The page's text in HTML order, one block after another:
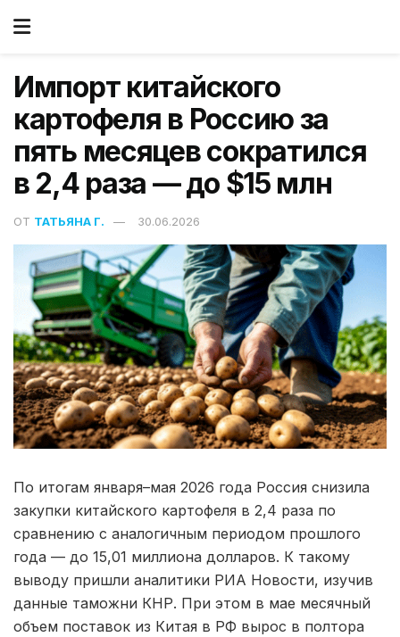
Импорт китайского
картофеля в Россию за
пять месяцев сократился
в 2,4 раза — до $15 млн
ОТ ТАТЬЯНА Г. 30.06.2026
По итогам января–мая 2026 года Россия снизила
закупки китайского картофеля в 2,4 раза по
сравнению с аналогичным периодом прошлого
года — до 15,01 миллиона долларов. К такому
выводу пришли аналитики РИА Новости, изучив
данные таможни КНР. При этом в мае месячный
объем поставок из Китая в РФ вырос в полтора